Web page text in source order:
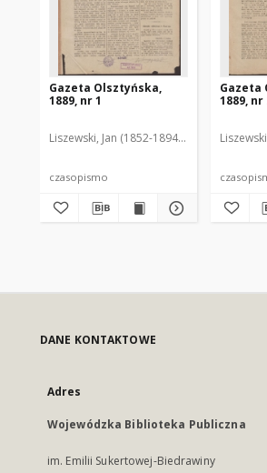
Gazeta Olsztyńska,
1889, nr 1
Liszewski, Jan (1852-1894). Red.
czasopismo
Gazeta
1889, nr
DANE KONTAKTOWE
Adres
Wojewódzka Biblioteka Publiczna
im. Emilii Sukertowej-Biedrawiny